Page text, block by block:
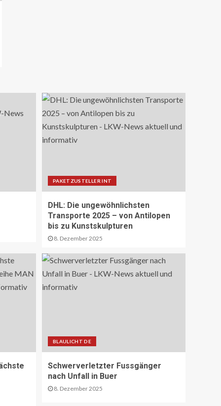
PAKETZUSTELLER DE
Sonderbriefmarke würdigt
„Stolpersteine“-Initiative
zum Gedenken an NS-
A9 Südumfahrung Visp:
16
BRANCHEN-NEWS (DE)
CO2 nur im Sprudelwasser
PAKETZUSTELLER DE
Deutsche Post erweitert
Serviceangebot in
Partnerfilialen:
PAKETZUSTELLER INT
DHL: Die ungewöhnlichsten
Transporte 2025 – von Antilopen
bis zu Kunstskulpturen
8. Dezember 2025
BLAULICHT DE
Schwerverletzter Fussgänger
nach Unfall in Buer
8. Dezember 2025